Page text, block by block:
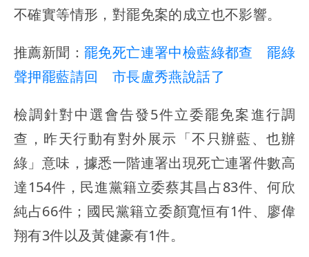
不確實等情形，對罷免案的成立也不影響。
推薦新聞： 罷免死亡連署中檢藍綠都查 罷綠
聲押罷藍請回 市長盧秀燕說話了
檢調針對中選會告發5件立委罷免案進行調
查，昨天行動有對外展示「不只辦藍、也辦
綠」意味，據悉一階連署出現死亡連署件數高
達154件，民進黨籍立委蔡其昌占83件、何欣
純占66件；國民黨籍立委顏寬恒有1件、廖偉
翔有3件以及黃健豪有1件。